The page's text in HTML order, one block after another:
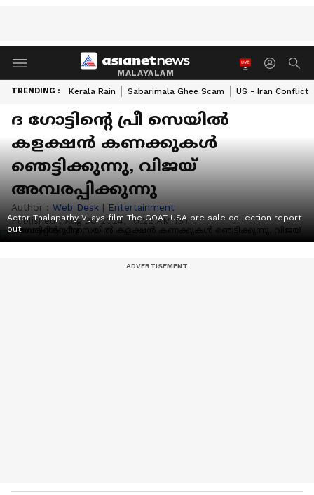
MALAYALAM
TRENDING : Kerala Rain Sabarimala Ghee Scam US - Iran Conflict
ദ ഗോട്ടിന്റെ പ്രീ സെയില്‍
കളക്ഷൻ കണക്കുകള്‍
ഞെട്ടിക്കുന്നു, വിജയ്
അമ്പരപ്പിക്കുന്നു
Author : Web Desk | Entertainment
Published :Aug 30 2024, 10:22 AM IST
Actor Thalapathy Vijays film The GOAT USA pre sale collection report
out